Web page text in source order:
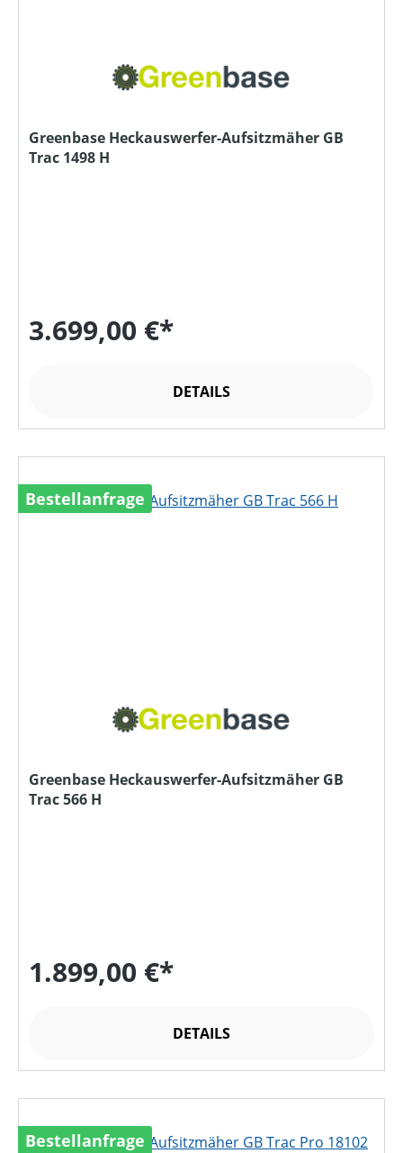
Greenbase Heckauswerfer-Aufsitzmäher GB
Trac 1498 H
3.699,00 €*
DETAILS
Bestellanfrage
Greenbase Heckauswerfer-Aufsitzmäher GB
Trac 566 H
1.899,00 €*
DETAILS
Bestellanfrage